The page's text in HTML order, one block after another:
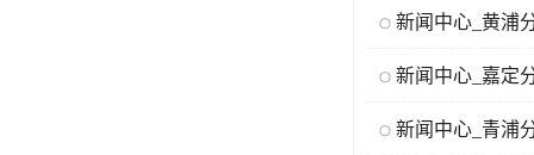
新闻中心_黄浦
新闻中心_嘉定
新闻中心_青浦